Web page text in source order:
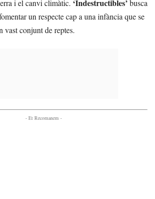
i el canvi climàtic. ‘Indestructibles’ busca
un respecte cap a una infància que se
vast conjunt de reptes.
- Et Recomanem -